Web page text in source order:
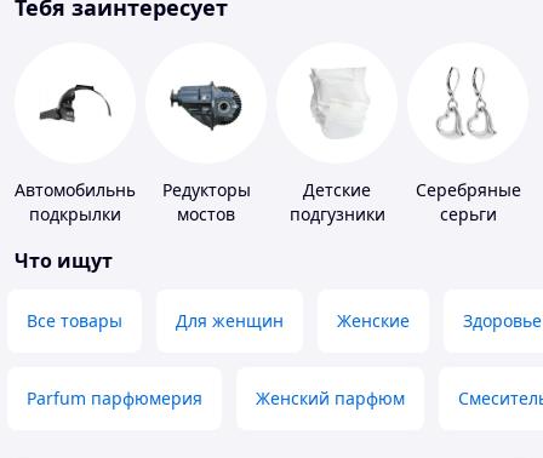
Тебя заинтересует
Автомобильные
подкрылки
Редукторы
мостов
Детские
подгузники
Серебряные
серьги
Что ищут
Все товары Для женщин Женские Здоровье
Parfum парфюмерия Женский парфюм